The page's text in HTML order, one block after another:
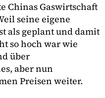
Chinas Gaswirtschaft
seine eigene
als geplant und damit
so hoch war wie
über
aber nun
Preisen weiter.